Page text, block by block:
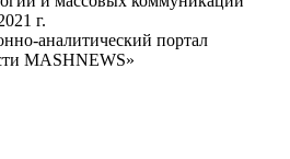
г.
аналитический портал
MASHNEWS»